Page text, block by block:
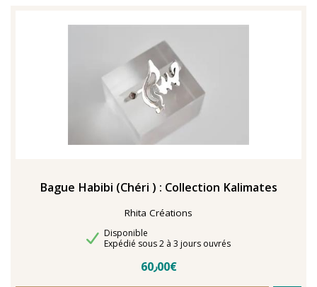
Bague Habibi (Chéri ) : Collection Kalimates
Rhita Créations
Disponibilité
Disponible
Délais de livraison
Expédié sous 2 à 3 jours ouvrés
60٫00€